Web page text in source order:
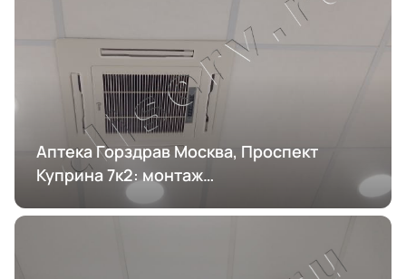
Аптека Горздрав Москва, Проспект
Куприна 7к2: монтаж
кондиционирования